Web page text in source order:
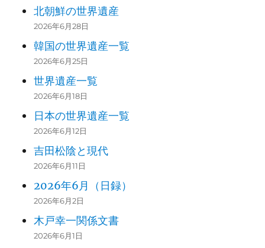
北朝鮮の世界遺産
2026年6月28日
韓国の世界遺産一覧
2026年6月25日
世界遺産一覧
2026年6月18日
日本の世界遺産一覧
2026年6月12日
吉田松陰と現代
2026年6月11日
2026年6月（日録）
2026年6月2日
木戸幸一関係文書
2026年6月1日